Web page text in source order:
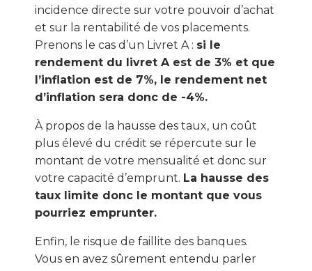
incidence directe sur votre pouvoir d’achat
et sur la rentabilité de vos placements.
Prenons le cas d’un Livret A : si le
rendement du livret A est de 3% et que
l’inflation est de 7%, le rendement net
d’inflation sera donc de -4%.
À propos de la hausse des taux, un coût
plus élevé du crédit se répercute sur le
montant de votre mensualité et donc sur
votre capacité d’emprunt. La hausse des
taux limite donc le montant que vous
pourriez emprunter.
Enfin, le risque de faillite des banques.
Vous en avez sûrement entendu parler